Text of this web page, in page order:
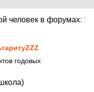
годовых